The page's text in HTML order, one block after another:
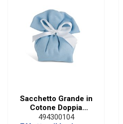
Sacchetto Grande in
Cotone Doppia
Piega Celeste (10
494300104